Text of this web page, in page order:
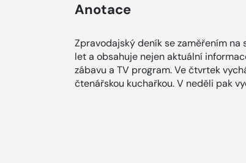
Anotace
Zpravodajský deník se zaměřením
let a obsahuje nejen aktuální
zábavu a TV program. Ve čtvrtek
čtenářskou kuchařkou. V neděli pak